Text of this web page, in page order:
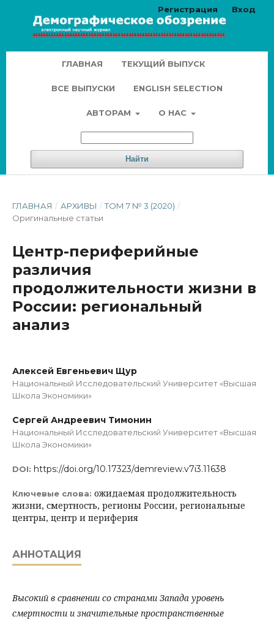
ГЛАВНАЯ ТЕКУЩИЙ ВЫПУСК
ВСЕ ВЫПУСКИ ENGLISH SELECTION
АВТОРАМ О НАС
Найти
Регистрация Вход
ГЛАВНАЯ / АРХИВЫ / ТОМ 7 № 3 (2020) /
Оригинальные статьи
Центр-периферийные
различия
продолжительности жизни в
России: региональный
анализ
Алексей Евгеньевич Щур
Национальный Исследовательский Университет «Высшая
Школа Экономики»
Сергей Андреевич Тимонин
Национальный Исследовательский Университет «Высшая
Школа Экономики»
DOI: https://doi.org/10.17323/demreview.v7i3.11638
Ключевые слова: ожидаемая продолжительность
жизни, смертность, регионы России, региональные
центры, центр и периферия
АННОТАЦИЯ
Высокий в сравнении со странами Запада уровень
смертности и значительные пространственные